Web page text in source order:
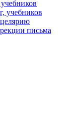
учебников
письма